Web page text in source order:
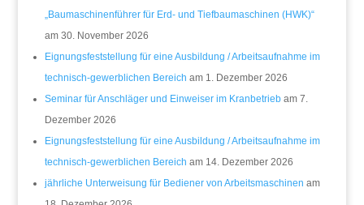
„Baumaschinenführer für Erd- und Tiefbaumaschinen (HWK)“
am 30. November 2026
Eignungsfeststellung für eine Ausbildung / Arbeitsaufnahme im
technisch-gewerblichen Bereich am 1. Dezember 2026
Seminar für Anschläger und Einweiser im Kranbetriebam 7.
Dezember 2026
Eignungsfeststellung für eine Ausbildung / Arbeitsaufnahme im
technisch-gewerblichen Bereich am 14. Dezember 2026
jährliche Unterweisung für Bediener von Arbeitsmaschinen am